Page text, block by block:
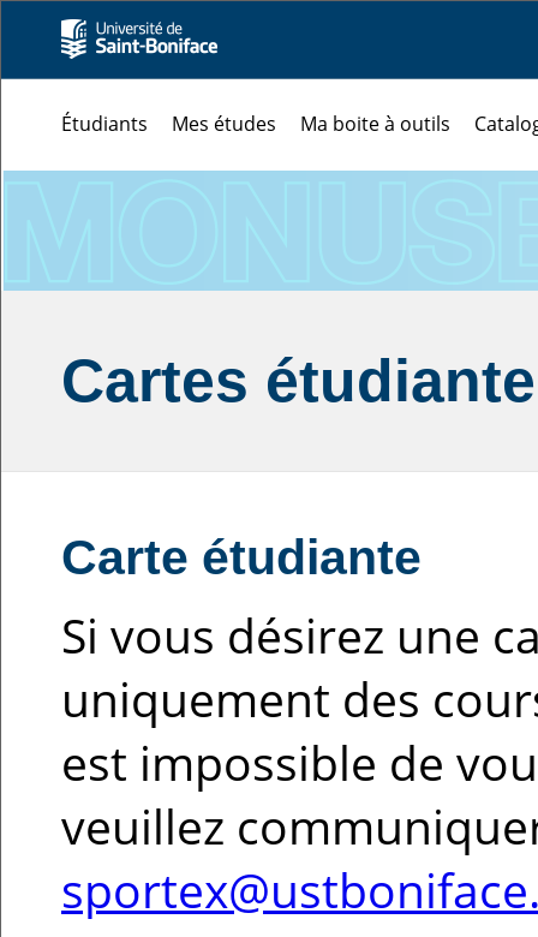
Étudiants Mes études Ma boite à outils
Cartes
Carte étudiante
Si vous désirez une
uniquement des
est impossible de
veuillez